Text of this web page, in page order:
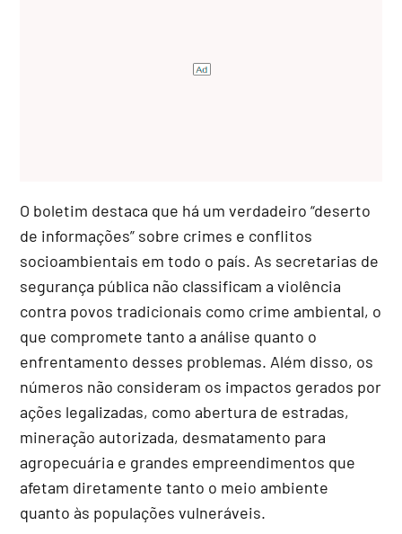
O boletim destaca que há um verdadeiro “deserto
de informações” sobre crimes e conflitos
socioambientais em todo o país. As secretarias de
segurança pública não classificam a violência
contra povos tradicionais como crime ambiental, o
que compromete tanto a análise quanto o
enfrentamento desses problemas. Além disso, os
números não consideram os impactos gerados por
ações legalizadas, como abertura de estradas,
mineração autorizada, desmatamento para
agropecuária e grandes empreendimentos que
afetam diretamente tanto o meio ambiente
quanto às populações vulneráveis.